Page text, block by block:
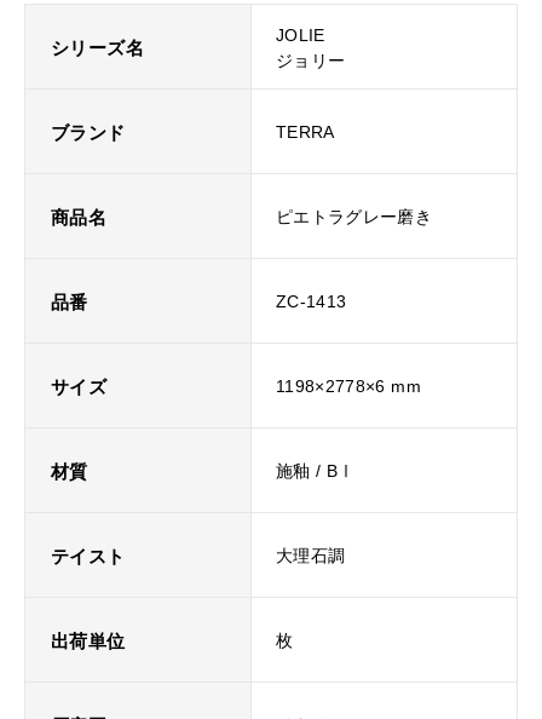
シリーズ名
JOLIE
ジョリー
ブランド TERRA
商品名 ピエトラグレー磨き
品番 ZC-1413
サイズ 1198×2778×6 mm
材質 施釉 / BⅠ
テイスト 大理石調
出荷単位 枚